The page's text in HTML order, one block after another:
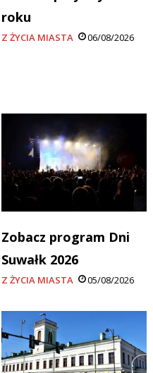
roku
Z ŻYCIA MIASTA 06/08/2026
Zobacz program Dni
Suwałk 2026
Z ŻYCIA MIASTA 05/08/2026